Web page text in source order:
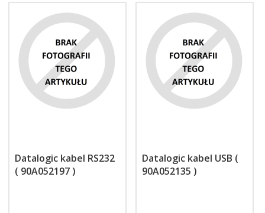
Datalogic kabel RS232
( 90A052197 )
Datalogic kabel USB (
90A052135 )